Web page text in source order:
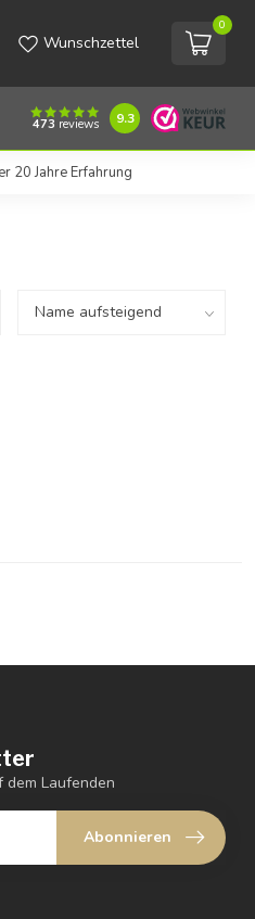
Wunschzettel
0
473 reviews 9.3
20 Jahre Erfahrung
Laufenden
Abonnieren